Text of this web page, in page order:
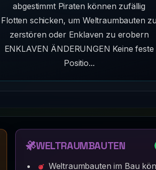
abgestimmt Piraten können zufällig
Flotten schicken, um Weltraumbauten zu
zerstören oder Enklaven zu erobern
ENKLAVEN ÄNDERUNGEN Keine feste
Positio...
WELTRAUMBAUTEN
Weltraumbauten im Bau